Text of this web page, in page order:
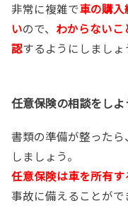
非常に複雑で車の購
いので、 わからない
認するようにしましょ
任意保険の相談をしよ
書類の準備が整った
しましょう。
任意保険は車を所有
事故に備えることがで